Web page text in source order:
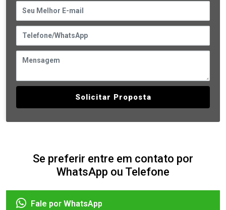
Solicitar Proposta
Se preferir entre em contato por
WhatsApp ou Telefone
Fale por WhatsApp